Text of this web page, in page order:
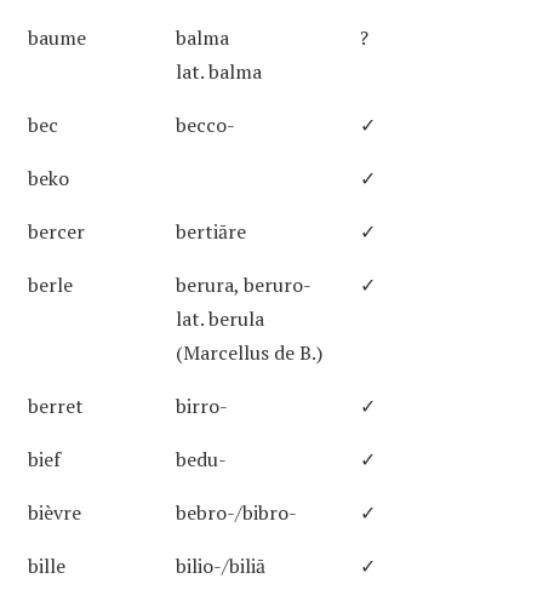
baume
balma
lat. balma
?
bec becco-
✓
beko
✓
bercer
bertiāre
✓
berle
berura, beruro-
lat. berula
(Marcellus de B.)
✓
berret birro-
✓
bief
bedu-
✓
bièvre
bebro-/bibro-
✓
bille
bilio-/biliā
✓